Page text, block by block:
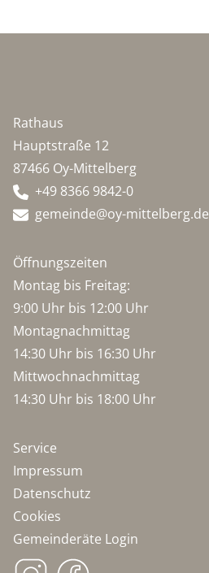
Rathaus
Hauptstraße 12
87466 Oy-Mittelberg
+49 8366 9842-0
gemeinde@oy-mittelberg.de
Öffnungszeiten
Montag bis Freitag:
9:00 Uhr bis 12:00 Uhr
Montagnachmittag
14:30 Uhr bis 16:30 Uhr
Mittwochnachmittag
14:30 Uhr bis 18:00 Uhr
Service
Impressum
Datenschutz
Cookies
Gemeinderäte Login